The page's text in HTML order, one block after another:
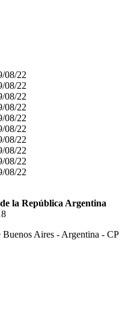
la República Argentina
Aires - Argentina - CP